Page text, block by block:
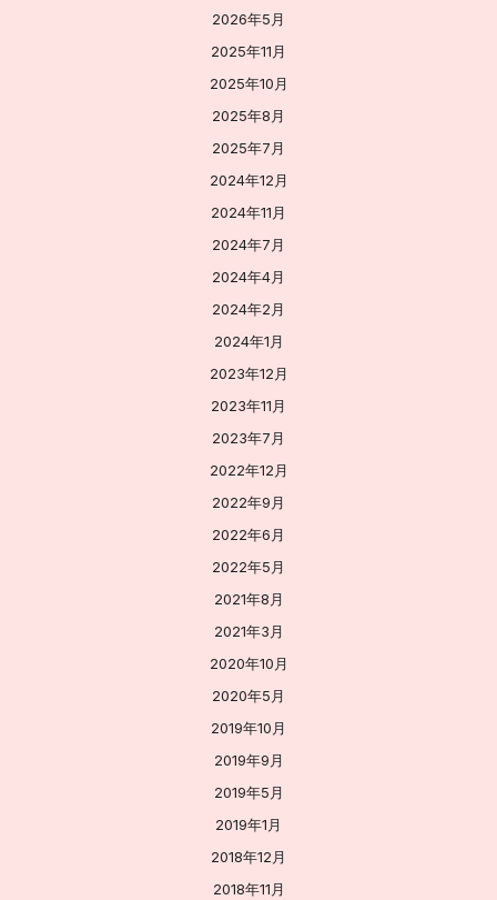
2026年5月
2025年11月
2025年10月
2025年8月
2025年7月
2024年12月
2024年11月
2024年7月
2024年4月
2024年2月
2024年1月
2023年12月
2023年11月
2023年7月
2022年12月
2022年9月
2022年6月
2022年5月
2021年8月
2021年3月
2020年10月
2020年5月
2019年10月
2019年9月
2019年5月
2019年1月
2018年12月
2018年11月